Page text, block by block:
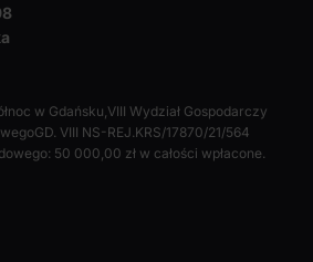
w Gdańsku,VIII Wydział Gospodarczy
VIII NS-REJ.KRS/17870/21/564
50 000,00 zł w całości wpłacone.